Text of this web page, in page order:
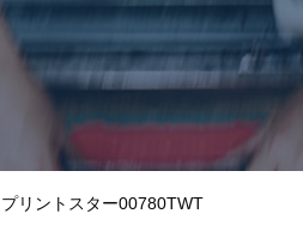
プリントスター00780TWT